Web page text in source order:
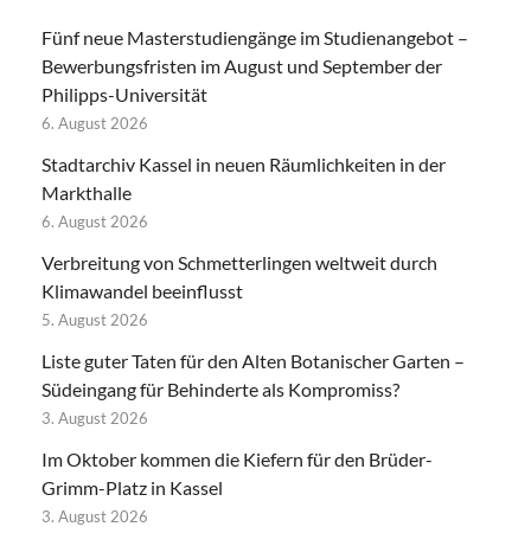
Fünf neue Masterstudiengänge im Studienangebot –
Bewerbungsfristen im August und September der
Philipps-Universität
6. August 2026
Stadtarchiv Kassel in neuen Räumlichkeiten in der
Markthalle
6. August 2026
Verbreitung von Schmetterlingen weltweit durch
Klimawandel beeinflusst
5. August 2026
Liste guter Taten für den Alten Botanischer Garten –
Südeingang für Behinderte als Kompromiss?
3. August 2026
Im Oktober kommen die Kiefern für den Brüder-
Grimm-Platz in Kassel
3. August 2026